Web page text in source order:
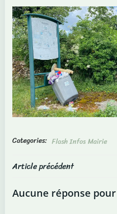
Categories: Flash Infos Mairie
Post
navigation
Article précédent
Aucune réponse